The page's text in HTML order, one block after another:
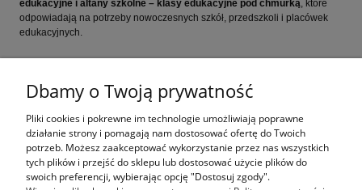
edukacyjne i altany szkolne – klasy edukacyjne pod chmurką , które
odpowiadają na potrzeby nowoczesnych szkół, przedszkoli i placówek
edukacyjnych.
Jak kupować
Pomoc
Dbamy o Twoją prywatność
Pliki cookies i pokrewne im technologie umożliwiają poprawne
działanie strony i pomagają nam dostosować ofertę do Twoich
potrzeb. Możesz zaakceptować wykorzystanie przez nas wszystkich
tych plików i przejść do sklepu lub dostosować użycie plików do
swoich preferencji, wybierając opcję "Dostosuj zgody".